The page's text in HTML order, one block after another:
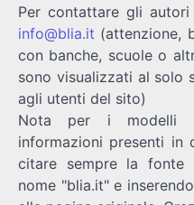
Per contattare gli
info@blia.it (attenzione,
con banche, scuole o
sono visualizzati al solo
agli utenti del sito)
Nota per i modelli
informazioni presenti in
citare sempre la fonte
nome "blia.it" e